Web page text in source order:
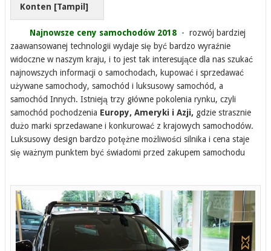
Konten [Tampil]
Najnowsze ceny samochodów 2018 - rozwój bardziej
zaawansowanej technologii wydaje się być bardzo wyraźnie
widoczne w naszym kraju, i to jest tak interesujące dla nas szukać
najnowszych informacji o samochodach, kupować i sprzedawać
używane samochody, samochód i luksusowy samochód, a
samochód Innych. Istnieją trzy główne pokolenia rynku, czyli
samochód pochodzenia Europy, Ameryki i Azji, gdzie strasznie
dużo marki sprzedawane i konkurować z krajowych samochodów.
Luksusowy design bardzo potężne możliwości silnika i cena staje
się ważnym punktem być świadomi przed zakupem samochodu